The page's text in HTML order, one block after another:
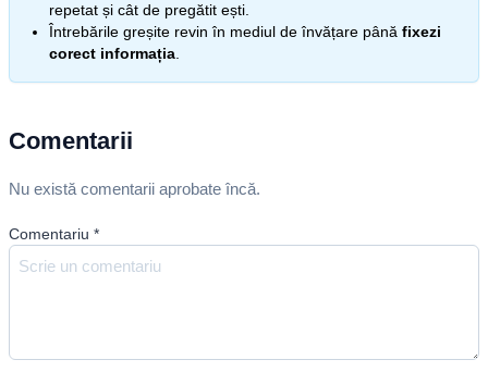
repetat și cât de pregătit ești.
Întrebările greșite revin în mediul de învățare până fixezi
corect informația
Comentarii
Nu există comentarii aprobate încă.
Comentariu *